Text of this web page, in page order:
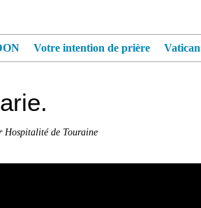
Votre intention de prière
Hospitalité de Touraine